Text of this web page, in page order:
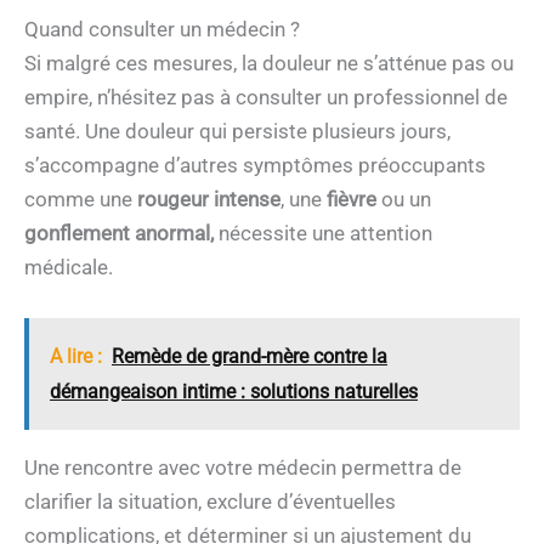
Quand consulter un médecin ?
Si malgré ces mesures, la douleur ne s’atténue pas ou
empire, n’hésitez pas à consulter un professionnel de
santé. Une douleur qui persiste plusieurs jours,
s’accompagne d’autres symptômes préoccupants
comme une rougeur intense, une fièvre ou un
gonflement anormal,nécessite une attention
médicale.
A lire : Remède de grand-mère contre la
démangeaison intime : solutions naturelles
Une rencontre avec votre médecin permettra de
clarifier la situation, exclure d’éventuelles
complications, et déterminer si un ajustement du